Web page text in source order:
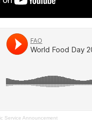
Service Announcement